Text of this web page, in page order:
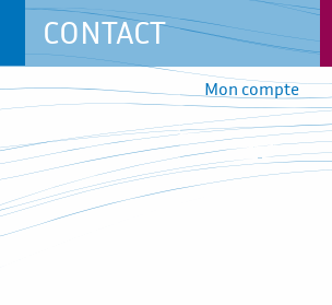
CONTACT
Mon compte